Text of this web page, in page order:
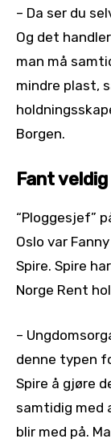
– Da ser du
Og det
man må
mindre plast,
Borgen.
Fant
“Ploggesjef”
Oslo var
Spire. Spire
Norge Rent
–
denne typen
Spire å gjøre
samtidig med
blir med på.